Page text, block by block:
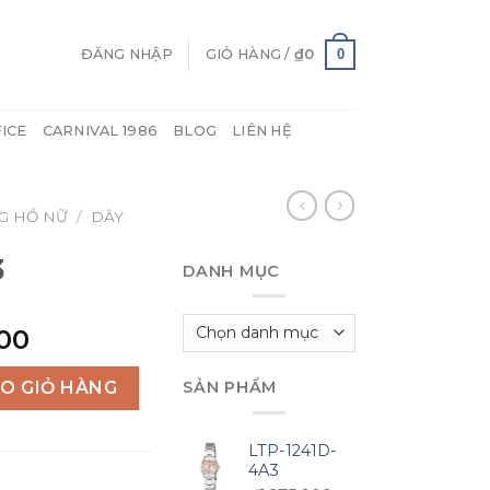
ĐĂNG NHẬP GIỎ HÀNG / ₫0 0
CARNIVAL 1986 BLOG LIÊN HỆ
HỒ NỮ /
DÂY
hiện
tại
là:
₫690,000.
GIỎ HÀNG
DANH MỤC
Danh
SẢN PHẨM
LTP-1241D-
4A3